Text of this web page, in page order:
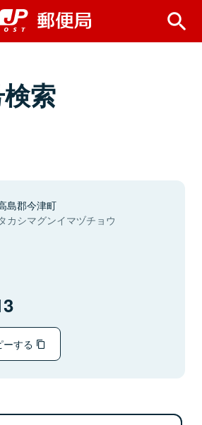
索
島郡今津町
カシマグンイマヅチョウ
ーする